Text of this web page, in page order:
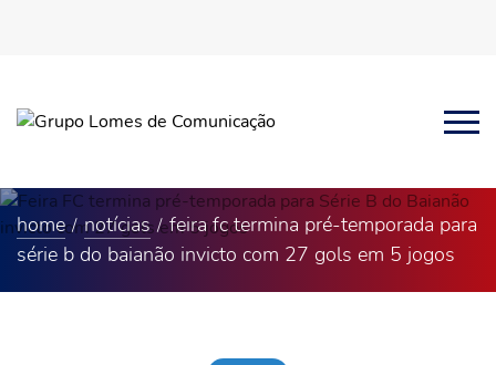
home notícias
feira fc termina pré-temporada para
série b do baianão invicto com 27 gols em 5 jogos